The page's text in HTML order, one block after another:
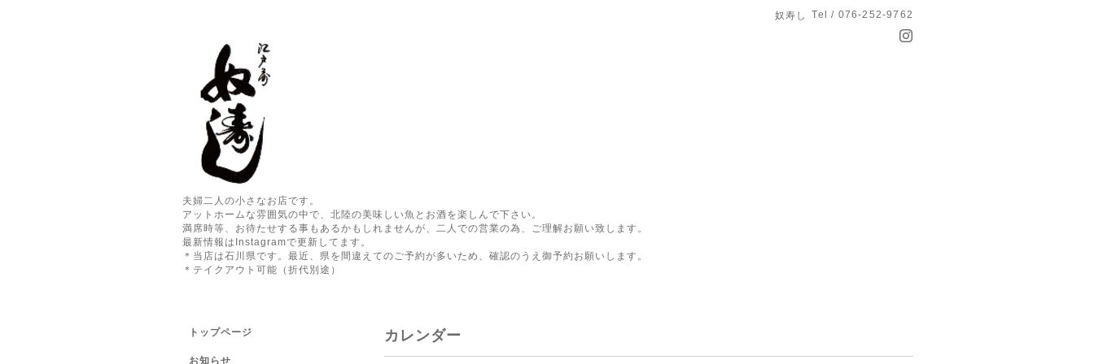
奴寿し Tel / 076-252-9762
夫婦二人の小さなお店です。
アットホームな雰囲気の中で、北陸の美味しい魚とお酒を楽しんで下さい。
満席時等、お待たせする事もあるかもしれませんが、二人での営業の為、ご理解お願い致します。
最新情報はInstagramで更新してます。
＊当店は石川県です。最近、県を間違えてのご予約が多いため、確認のうえ御予約お願いします。
＊テイクアウト可能（折代別途）
カレンダー
トップページ
お知らせ